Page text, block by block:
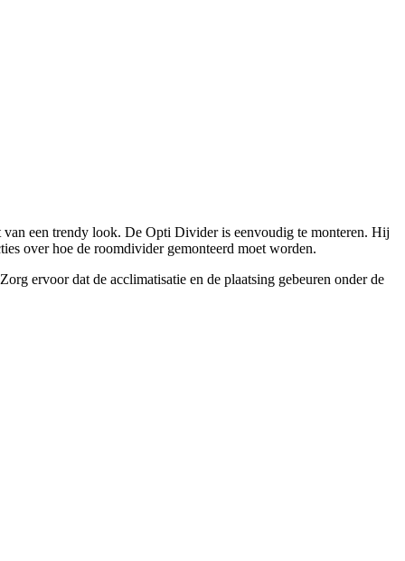
een trendy look. De Opti Divider is eenvoudig te monteren. Hij
over hoe de roomdivider gemonteerd moet worden.
ervoor dat de acclimatisatie en de plaatsing gebeuren onder de